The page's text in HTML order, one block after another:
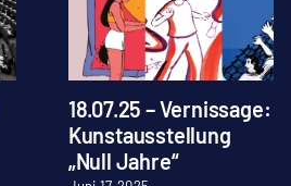
18.07.25 – Vernissage:
Kunstausstellung
„Null Jahre“